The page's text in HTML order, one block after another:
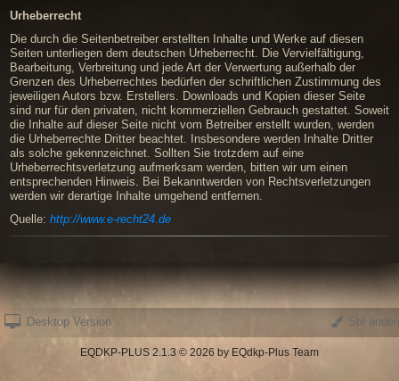
Urheberrecht
Die durch die Seitenbetreiber erstellten Inhalte und Werke auf diesen
Seiten unterliegen dem deutschen Urheberrecht. Die Vervielfältigung,
Bearbeitung, Verbreitung und jede Art der Verwertung außerhalb der
Grenzen des Urheberrechtes bedürfen der schriftlichen Zustimmung des
jeweiligen Autors bzw. Erstellers. Downloads und Kopien dieser Seite
sind nur für den privaten, nicht kommerziellen Gebrauch gestattet. Soweit
die Inhalte auf dieser Seite nicht vom Betreiber erstellt wurden, werden
die Urheberrechte Dritter beachtet. Insbesondere werden Inhalte Dritter
als solche gekennzeichnet. Sollten Sie trotzdem auf eine
Urheberrechtsverletzung aufmerksam werden, bitten wir um einen
entsprechenden Hinweis. Bei Bekanntwerden von Rechtsverletzungen
werden wir derartige Inhalte umgehend entfernen.
Quelle: http://www.e-recht24.de
Desktop Version Stil
EQDKP-PLUS 2.1.3 © 2026 by EQdkp-Plus Team